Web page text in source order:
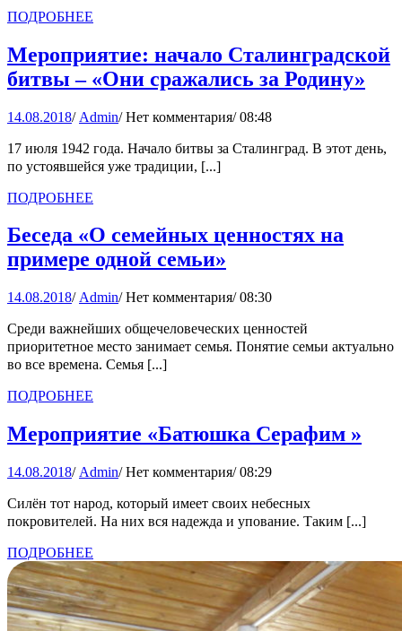
ПОДРОБНЕЕ
Мероприятие: начало Сталинградской
битвы – «Они сражались за Родину»
14.08.201814.08.2018
/ AdminAdmin
/ Нет комментария/ 08:48
17 июля 1942 года. Начало битвы за Сталинград. В этот день,
по устоявшейся уже традиции, [...]
ПОДРОБНЕЕ
Беседа «О семейных ценностях на
примере одной семьи»
семейных
ценностях
на
семьи»
14.08.201814.08.2018
/ AdminAdmin
/ Нет комментария/ 08:30
Среди важнейших общечеловеческих ценностей
приоритетное место занимает семья. Понятие семьи актуально
во все времена. Семья [...]
ПОДРОБНЕЕ
Мероприятие «Батюшка Серафим »
14.08.201814.08.2018
/ AdminAdmin
/ Нет комментария/ 08:29
Силён тот народ, который имеет своих небесных
покровителей. На них вся надежда и упование. Таким [...]
ПОДРОБНЕЕ